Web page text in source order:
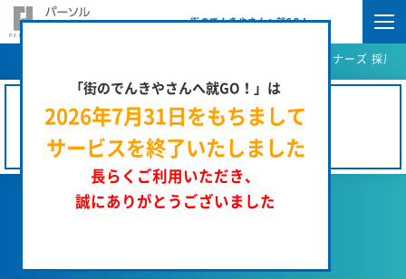
街のでんきやさんへ就GO！
「街のでんきやさんへ就GO！」は
2026年7月31日をもちまして
サービスを終了いたしました
長らくご利用いただき、
誠にありがとうございました
街のでんきやさんへ就GO！ | パーソルエクセルＨＲパートナーズ 採用
この工事のお仕事の募集は終了しています。